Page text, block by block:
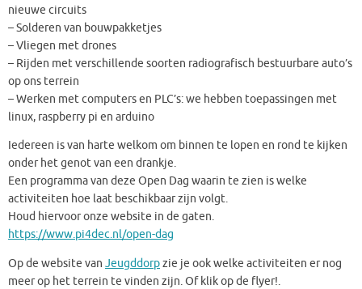
nieuwe circuits
– Solderen van bouwpakketjes
– Vliegen met drones
– Rijden met verschillende soorten radiografisch bestuurbare auto’s
op ons terrein
– Werken met computers en PLC’s: we hebben toepassingen met
linux, raspberry pi en arduino
Iedereen is van harte welkom om binnen te lopen en rond te kijken
onder het genot van een drankje.
Een programma van deze Open Dag waarin te zien is welke
activiteiten hoe laat beschikbaar zijn volgt.
Houd hiervoor onze website in de gaten.
https://www.pi4dec.nl/open-dag
Op de website van Jeugddorpzie je ook welke activiteiten er nog
meer op het terrein te vinden zijn. Of klik op de flyer!.